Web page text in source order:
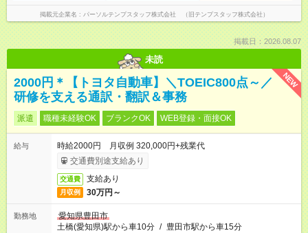
掲載元企業名 パーソルテンプスタッフ株式会社 （旧テンプスタッフ株式会社）
掲載日：2026.08.07
未読
NEW
2000円＊【トヨタ自動車】＼TOEIC800点～／
研修を支える通訳・翻訳＆事務
派遣 職種未経験OK ブランクOK WEB登録・面接OK
給与
時給2000円 月収例 320,000円+残業代
交通費別途支給あり
交通費 支給あり
月収例 30万円～
勤務地
愛知県豊田市
土橋(愛知県)駅から車10分 / 豊田市駅から車15分